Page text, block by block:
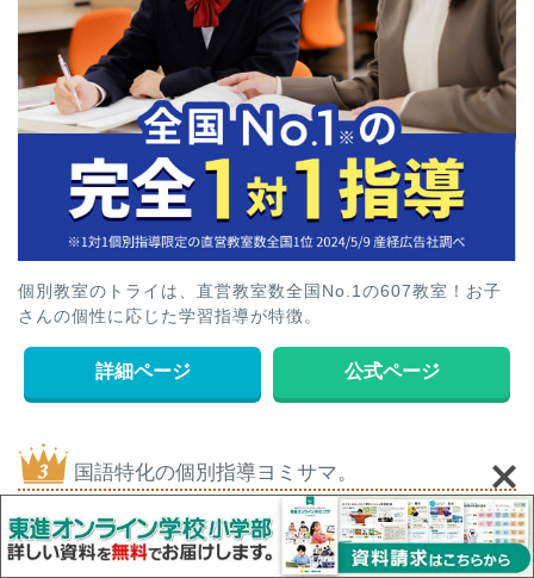
個別教室のトライは、直営教室数全国No.1の607教室！お子
さんの個性に応じた学習指導が特徴。
詳細ページ 公式ページ
国語特化の個別指導ヨミサマ。